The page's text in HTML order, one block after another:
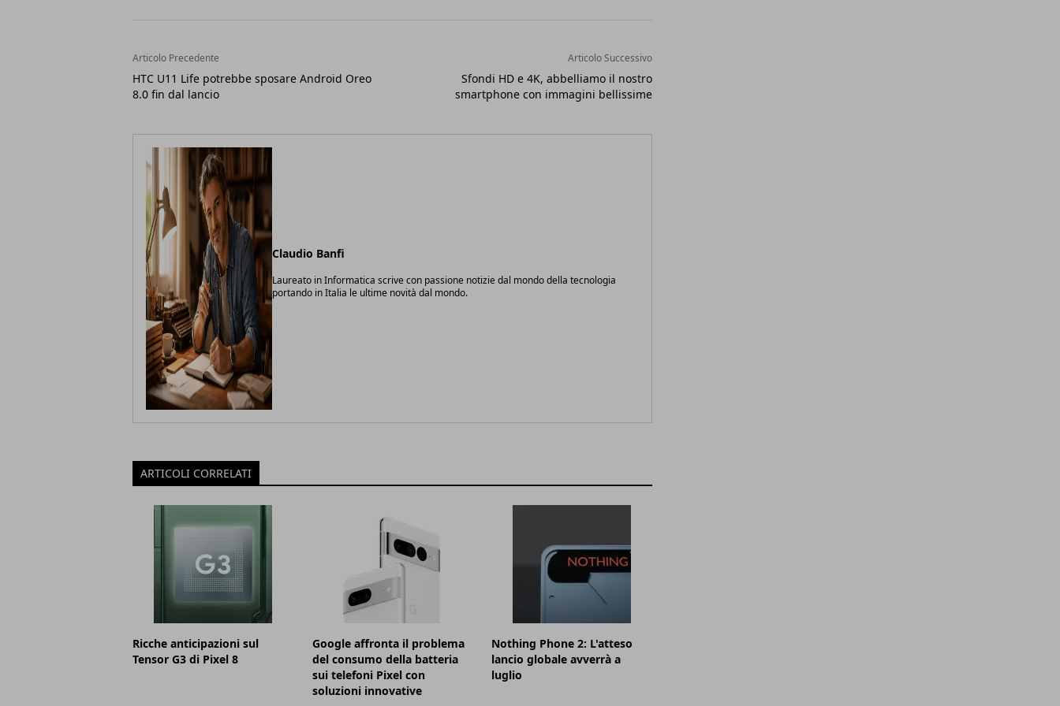
Articolo Precedente
HTC U11 Life potrebbe sposare Android Oreo
8.0 fin dal lancio
Articolo Successivo
Sfondi HD e 4K, abbelliamo il nostro
smartphone con immagini bellissime
Claudio Banfi
Laureato in Informatica scrive con passione notizie dal mondo della tecnologia
portando in Italia le ultime novità dal mondo.
ARTICOLI CORRELATI
Ricche anticipazioni sul
Tensor G3 di Pixel 8
Google affronta il problema
del consumo della batteria
sui telefoni Pixel con
soluzioni innovative
Nothing Phone 2: L'atteso
lancio globale avverrà a
luglio